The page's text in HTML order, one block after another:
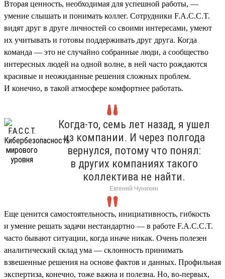
Вторая ценность, необходимая для успешной работы, —
умение слышать и понимать коллег. Сотрудники F.A.C.C.T.
видят друг в друге личностей со своими интересами, умеют
их учитывать и готовы поддерживать друг друга. Когда
команда — это не случайно собранные люди, а сообщество
интересных людей на одной волне, в ней часто рождаются
красивые и неожиданные решения сложных проблем.
И конечно, в такой атмосфере комфортнее работать.
Когда-то, семь лет назад, я ушел
из компании. И через полгода
вернулся, потому что понял:
в других компаниях такого
коллектива не найти.
Евгений Чунихин
Еще ценится самостоятельность, инициативность, гибкость
и умение решать задачи нестандартно — в работе F.A.C.C.T.
часто бывают ситуации, когда иначе никак. Очень полезен
аналитический склад ума — склонность принимать
взвешенные решения на основе фактов и данных. Профильная
экспертиза, конечно, тоже важна и полезна. Но, во-первых,